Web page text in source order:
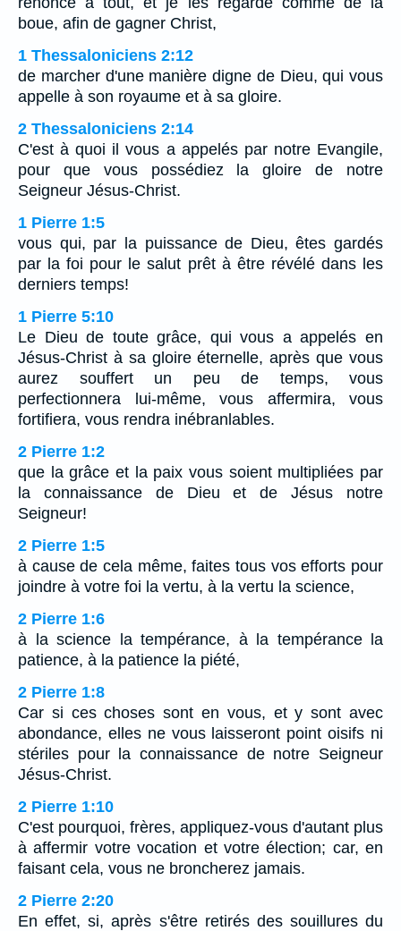
boue, afin de gagner Christ,
1 Thessaloniciens 2:12
de marcher d'une manière digne de Dieu, qui vous
appelle à son royaume et à sa gloire.
2 Thessaloniciens 2:14
C'est à quoi il vous a appelés par notre Evangile,
pour que vous possédiez la gloire de notre
Seigneur Jésus-Christ.
1 Pierre 1:5
vous qui, par la puissance de Dieu, êtes gardés
par la foi pour le salut prêt à être révélé dans les
derniers temps!
1 Pierre 5:10
Le Dieu de toute grâce, qui vous a appelés en
Jésus-Christ à sa gloire éternelle, après que vous
aurez souffert un peu de temps, vous
perfectionnera lui-même, vous affermira, vous
fortifiera, vous rendra inébranlables.
2 Pierre 1:2
que la grâce et la paix vous soient multipliées par
la connaissance de Dieu et de Jésus notre
Seigneur!
2 Pierre 1:5
à cause de cela même, faites tous vos efforts pour
joindre à votre foi la vertu, à la vertu la science,
2 Pierre 1:6
à la science la tempérance, à la tempérance la
patience, à la patience la piété,
2 Pierre 1:8
Car si ces choses sont en vous, et y sont avec
abondance, elles ne vous laisseront point oisifs ni
stériles pour la connaissance de notre Seigneur
Jésus-Christ.
2 Pierre 1:10
C'est pourquoi, frères, appliquez-vous d'autant plus
à affermir votre vocation et votre élection; car, en
faisant cela, vous ne broncherez jamais.
2 Pierre 2:20
En effet, si, après s'être retirés des souillures du